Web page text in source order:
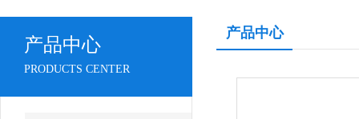
产品中心
PRODUCTS CENTER
产品中心